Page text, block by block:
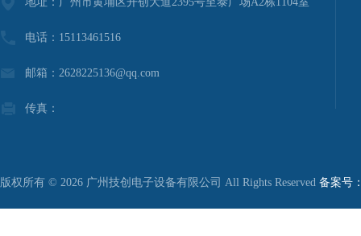
电话：15113461516
邮箱：2628225136@qq.com
传真：
版权所有 © 2026 广州技创电子设备有限公司 All Rights Reserved 备案号